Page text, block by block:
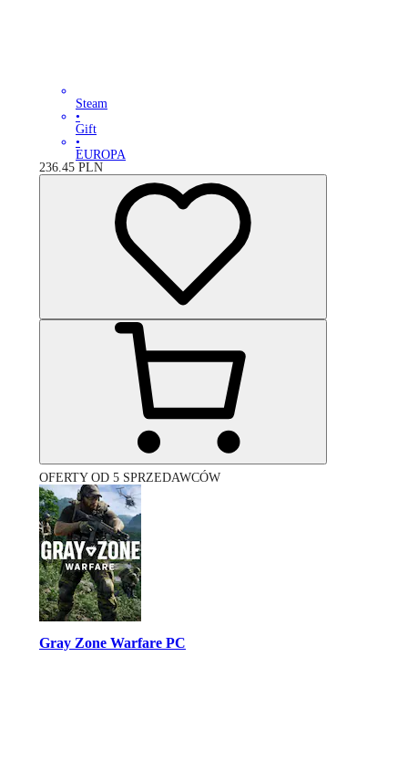
Steam
•
Gift
•
EUROPA
236.45 PLN
OFERTY OD 5 SPRZEDAWCÓW
Gray Zone Warfare PC